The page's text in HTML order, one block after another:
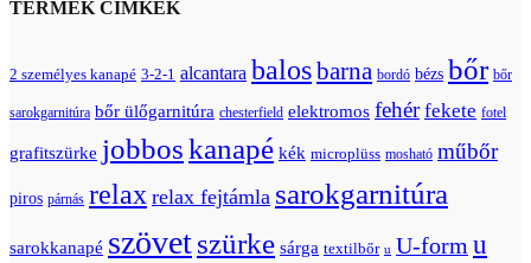
TERMÉK CÍMKÉK
2 személyes kanapé 3-2-1 alcantara balosbarna bordó bézs bőr bőr
sarokgarnitúra bőr ülőgarnitúra chesterfield elektromos fehér fekete fotel
grafitszürke jobboskanapé kék microplüss mosható műbőr
piros párnás relax relax fejtámla sarokgarnitúra
sarokkanapé szövetszürke sárga textilbőr u U-form u